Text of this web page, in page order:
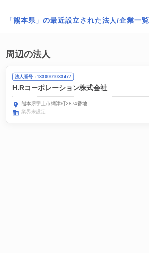
「熊本県」の最近設立された法人/企業一覧
周辺の法人
法人番号：1330001033477
H.Rコーポレーション株式会社
熊本県宇土市網津町2874番地
業界未設定